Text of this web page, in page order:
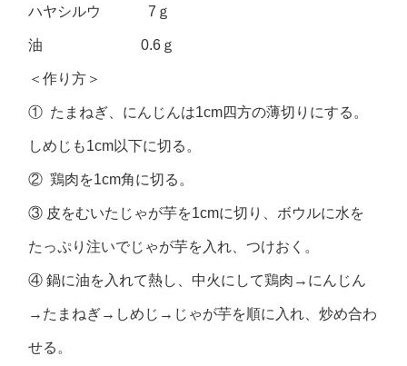
ハヤシルウ 7ｇ
油 0.6ｇ
＜作り方＞
① たまねぎ、にんじんは1cm四方の薄切りにする。
しめじも1cm以下に切る。
② 鶏肉を1cm角に切る。
③ 皮をむいたじゃが芋を1cmに切り、ボウルに水を
たっぷり注いでじゃが芋を入れ、つけおく。
④ 鍋に油を入れて熱し、中火にして鶏肉→にんじん
→たまねぎ→しめじ→じゃが芋を順に入れ、炒め合わ
せる。